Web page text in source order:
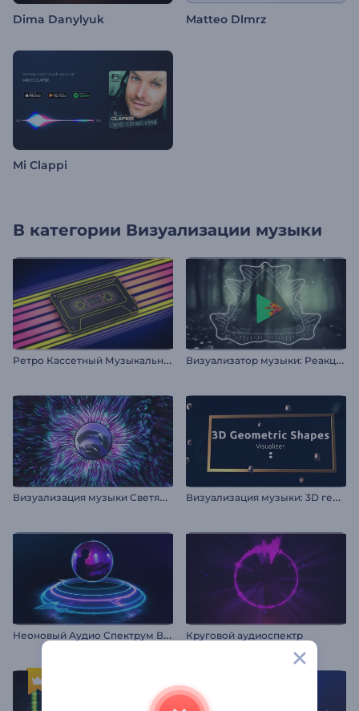
Dima Danylyuk Matteo Dlmrz
Mi Clappi
В категории Визуализации музыки
Р
етро Кассетный Музыкальный Визуализатор В
изуализатор музыки: Реакция
В
изуализация музыки Светящиеся волны В
изуализация музыки: 3D геометрия
Н
еоновый Аудио Спектрум Визуализатор Круговой аудиоспектр